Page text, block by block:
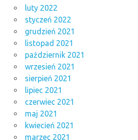
luty 2022
styczeń 2022
grudzień 2021
listopad 2021
październik 2021
wrzesień 2021
sierpień 2021
lipiec 2021
czerwiec 2021
maj 2021
kwiecień 2021
marzec 2021